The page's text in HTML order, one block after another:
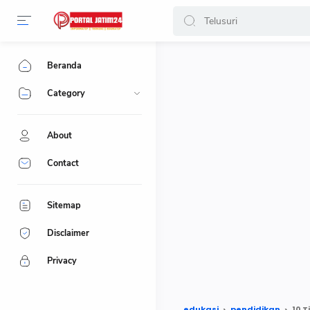
Beranda
Category
About
Contact
Sitemap
Disclaimer
Privacy